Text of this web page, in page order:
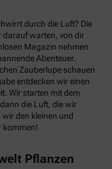
durch die Luft? Die
darauf warten, von dir
Magazin nehmen
Abenteuer.
Zauberlupe schauen
entdecken wir einen
Wir starten mit dem
die Luft, die wir
wir den kleinen und
kommen!
Pflanzen